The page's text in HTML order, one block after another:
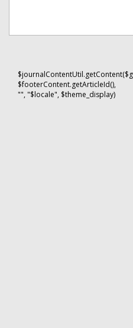
$footerContent.getArticleId(),
"", "$locale", $theme_display)